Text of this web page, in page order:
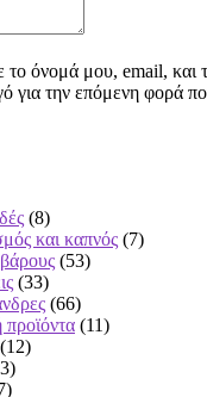
όνομά μου, email, και
για την επόμενη φορά
(8)
και καπνός (7)
(53)
(33)
(66)
(11)
(12)